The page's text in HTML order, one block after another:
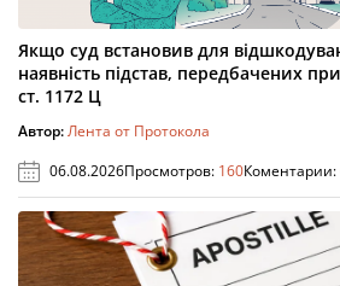
Якщо суд встановив для
наявність підстав, передбачених
ст. 1172 Ц
Автор:Лента от Протокола
06.08.2026Просмотров: 160Коментарии: